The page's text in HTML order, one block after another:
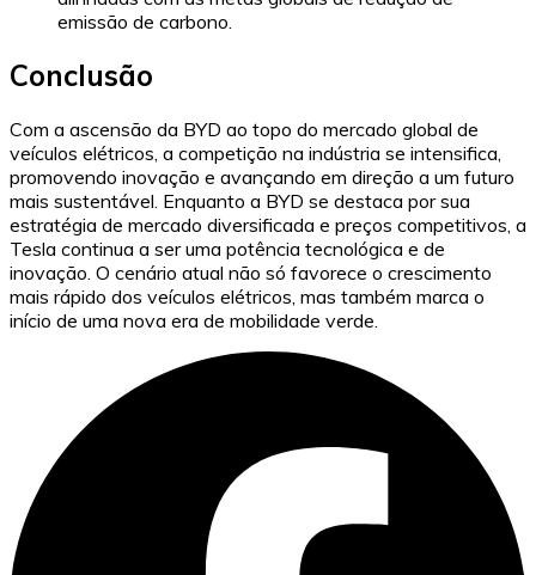
emissão de carbono.
Conclusão
Com a ascensão da BYD ao topo do mercado global de
veículos elétricos, a competição na indústria se intensifica,
promovendo inovação e avançando em direção a um futuro
mais sustentável. Enquanto a BYD se destaca por sua
estratégia de mercado diversificada e preços competitivos, a
Tesla continua a ser uma potência tecnológica e de
inovação. O cenário atual não só favorece o crescimento
mais rápido dos veículos elétricos, mas também marca o
início de uma nova era de mobilidade verde.